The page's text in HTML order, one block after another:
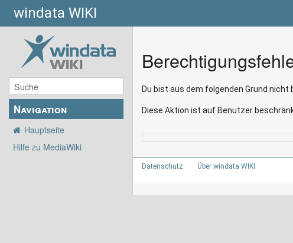
windata WIKI
Navigation
Hauptseite
Hilfe zu MediaWiki
Du bist aus dem folgenden Grund
Diese Aktion ist auf Benutzer
Datenschutz Über windata WIKI